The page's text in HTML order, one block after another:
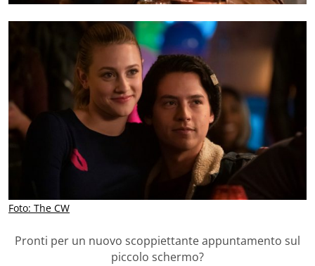
Foto: The CW
Pronti per un nuovo scoppiettante appuntamento sul
piccolo schermo?